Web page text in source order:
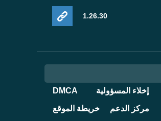
1.26.30
إخلاء المسؤولية DMCA
مركز الدعم خريطة الموقع